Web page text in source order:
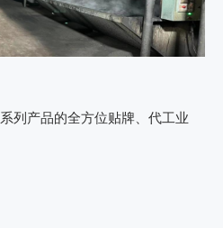
列产品的全方位贴牌、代工业